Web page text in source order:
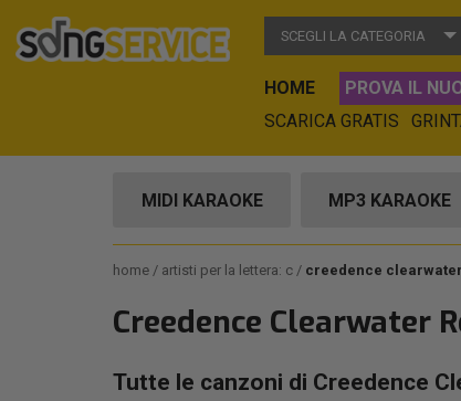
SCEGLI LA CATEGORIA
HOME PROVA IL
SCARICA GRATIS
MIDI KARAOKE MP3 KARAOKE
home artisti per la lettera: c creedence
Creedence Clearwater
Tutte le canzoni di Creedence